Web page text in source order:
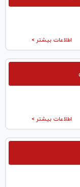
اطلاعات بیشتر >
اطلاعات بیشتر >